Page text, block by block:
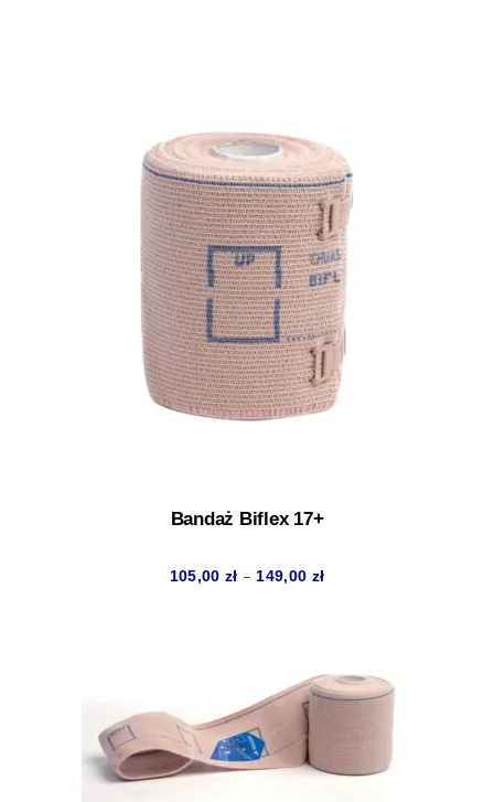
Bandaż Biflex 17+
105,00 zł – 149,00 złZakres
do